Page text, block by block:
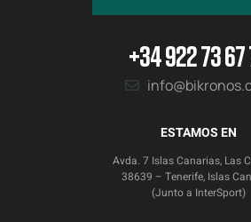
+34 922 73 67
ESTAMOS EN
Avda. 7 Islas Canarias, Las
38639 – Tenerife, Islas
(Junto a InterSport)